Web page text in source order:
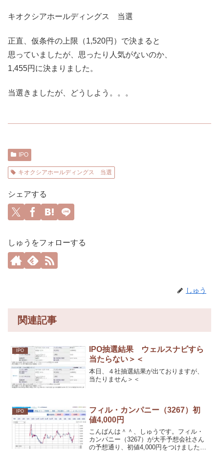
キオクシアホールディングス 当選
正直、仮条件の上限（1,520円）で決まると
思っていましたが、思ったり人気がないのか、
1,455円に決まりました。
当選きましたが、どうしよう。。。
IPO
キオクシアホールディングス 当選
シェアする
しゅうをフォローする
しゅう
関連記事
IPO
IPO抽選結果 ウェルスナビすら
当たらない＞＜
本日、４社抽選結果が出ておりますが、
当たりません＞＜
IPO
フィル・カンパニー（3267）初
値4,000円
こんばんは＾＾、しゅうです。フィル・
カンパニー（3267）が大手予想会社さん
の予想通り、初値4,000円をつけました＾